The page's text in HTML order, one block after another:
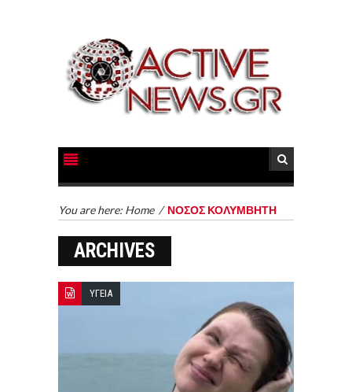
You are here: Home / ΝΟΣΟΣ ΚΟΛΥΜΒΗΤΗ
ARCHIVES
ΥΓΕΙΑ